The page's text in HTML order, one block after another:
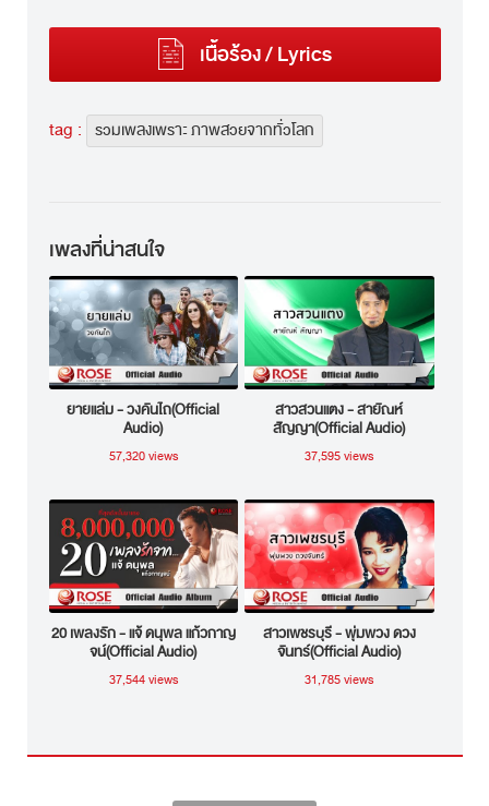
เนื้อร้อง / Lyrics
tag : รวมเพลงเพราะ ภาพสวยจากทั่วโลก
เพลงที่น่าสนใจ
ยายแล่ม - วงคันไถ(Official
Audio)
57,320 views
สาวสวนแตง - สายัณห์
สัญญา(Official Audio)
37,595 views
20 เพลงรัก - แจ้ ดนุพล แก้วกาญ
จน์(Official Audio)
37,544 views
สาวเพชรบุรี - พุ่มพวง ดวง
จันทร์(Official Audio)
31,785 views